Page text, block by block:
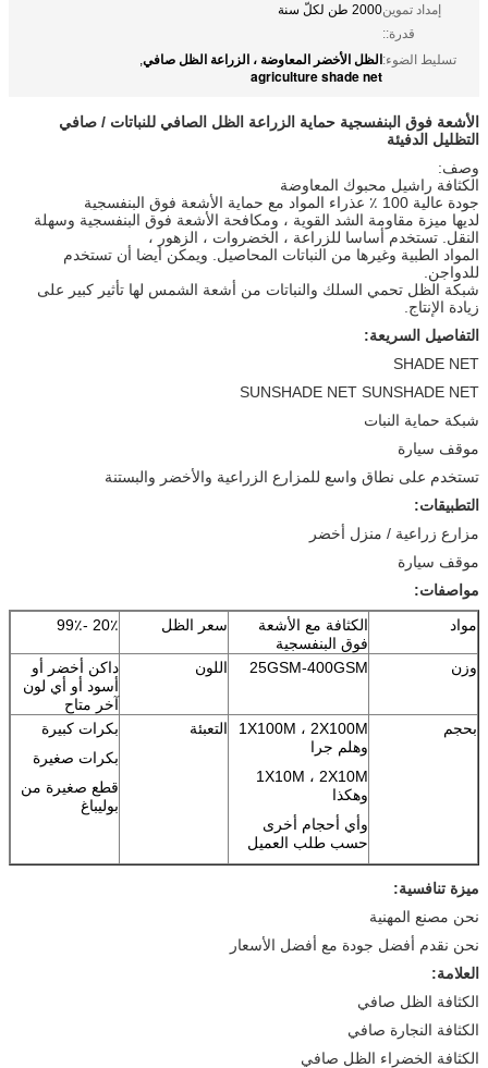
إمداد تموين
قدرة::
2000 طن لكلّ سنة
تسليط الضوء:الظل الأخضر المعاوضة ، الزراعة الظل صافي,
agriculture shade net
الأشعة فوق البنفسجية حماية الزراعة الظل الصافي للنباتات / صافي
التظليل الدفيئة
وصف:
الكثافة راشيل محبوك المعاوضة
جودة عالية 100 ٪ عذراء المواد مع حماية الأشعة فوق البنفسجية
لديها ميزة مقاومة الشد القوية ، ومكافحة الأشعة فوق البنفسجية وسهلة
النقل. تستخدم أساسا للزراعة ، الخضروات ، الزهور ،
المواد الطبية وغيرها من النباتات المحاصيل. ويمكن أيضا أن تستخدم
للدواجن.
شبكة الظل تحمي السلك والنباتات من أشعة الشمس لها تأثير كبير على
زيادة الإنتاج.
التفاصيل السريعة:
SHADE NET
SUNSHADE NET SUNSHADE NET
شبكة حماية النبات
موقف سيارة
تستخدم على نطاق واسع للمزارع الزراعية والأخضر والبستنة
التطبيقات:
مزارع زراعية / منزل أخضر
موقف سيارة
مواصفات:
مواد
الكثافة مع الأشعة
فوق البنفسجية
سعر الظل 20٪ -99٪
وزن 25GSM-400GSM اللون
داكن أخضر أو ​​
أسود أو أي لون
آخر متاح
بحجم
1X100M ، 2X100M
وهلم جرا
1X10M ، 2X10M
وهكذا
وأي أحجام أخرى
حسب طلب العميل
التعبئة
بكرات كبيرة
بكرات صغيرة
قطع صغيرة من
بوليباغ
ميزة تنافسية:
نحن مصنع المهنية
نحن نقدم أفضل جودة مع أفضل الأسعار
العلامة:
الكثافة الظل صافي
الكثافة النجارة صافي
الكثافة الخضراء الظل صافي